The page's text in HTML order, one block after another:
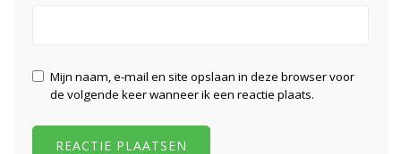
Mijn naam, e-mail en site opslaan in deze browser voor
de volgende keer wanneer ik een reactie plaats.